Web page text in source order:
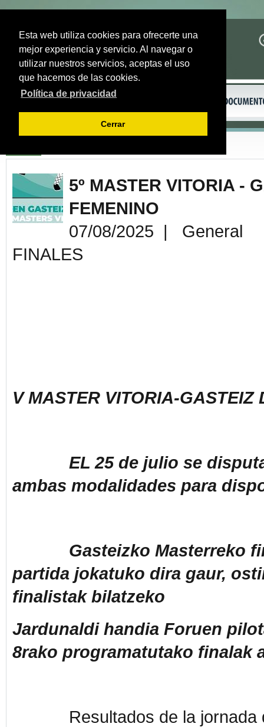
Esta web utiliza cookies para ofrecerte una
mejor experiencia y servicio. Al navegar o
utilizar nuestros servicios, aceptas el uso
que hacemos de las cookies.
Política de privacidad
Cerrar
5º MASTER VITORIA -
FEMENINO
07/08/2025 | General
FINALES
V MASTER VITORIA-GASTEIZ
EL 25 de julio se
ambas modalidades para
Gasteizko Masterreko
partida jokatuko dira gaur,
finalistak bilatzeko
Jardunaldi handia Foruen
8rako programatutako finalak
Resultados de la jornada de